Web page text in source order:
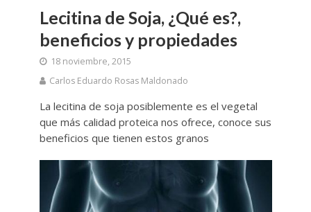
Lecitina de Soja, ¿Qué es?,
beneficios y propiedades
18 noviembre, 2015
Carlos Eduardo Rosas Maldonado
La lecitina de soja posiblemente es el vegetal
que más calidad proteica nos ofrece, conoce sus
beneficios que tienen estos granos